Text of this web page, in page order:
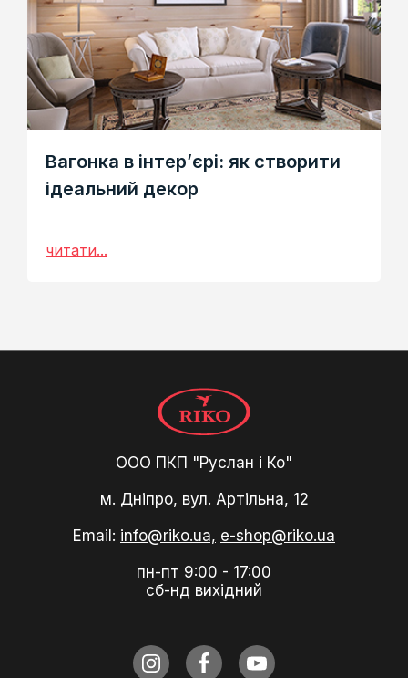
Вагонка в інтер’єрі: як створити
ідеальний декор
читати...
ООО ПКП "Руслан і Ко"
м. Дніпро, вул. Артільна, 12
Email: info@riko.ua, e-shop@riko.ua
пн-пт 9:00 - 17:00
сб-нд вихідний